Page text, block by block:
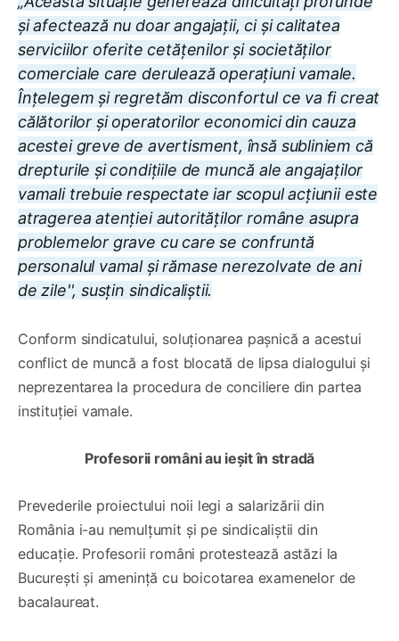
și afectează nu doar angajații, ci și calitatea
serviciilor oferite cetățenilor și societăților
comerciale care derulează operațiuni vamale.
Înțelegem și regretăm disconfortul ce va fi creat
călătorilor și operatorilor economici din cauza
acestei greve de avertisment, însă subliniem că
drepturile și condițiile de muncă ale angajaților
vamali trebuie respectate iar scopul acțiunii este
atragerea atenției autorităților române asupra
problemelor grave cu care se confruntă
personalul vamal și rămase nerezolvate de ani
de zile'', susțin sindicaliștii.
Conform sindicatului, soluționarea pașnică a acestui
conflict de muncă a fost blocată de lipsa dialogului și
neprezentarea la procedura de conciliere din partea
instituției vamale.
Profesorii români au ieșit în stradă
Prevederile proiectului noii legi a salarizării din
România i-au nemulțumit și pe sindicaliștii din
educație. Profesorii români protestează astăzi la
București și amenință cu boicotarea examenelor de
bacalaureat.